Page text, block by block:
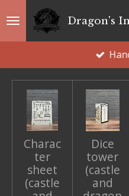
hoofdinhoud
Dragon's
Charac
ter
sheet
(castle
Dice
tower
(castle
and